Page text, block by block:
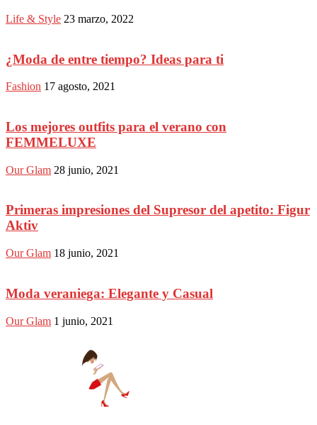
Life & Style 23 marzo, 2022
¿Moda de entre tiempo? Ideas para ti
Fashion 17 agosto, 2021
Los mejores outfits para el verano con
FEMMELUXE
Our Glam 28 junio, 2021
Primeras impresiones del Supresor del apetito: Figur
Aktiv
Our Glam 18 junio, 2021
Moda veraniega: Elegante y Casual
Our Glam 1 junio, 2021